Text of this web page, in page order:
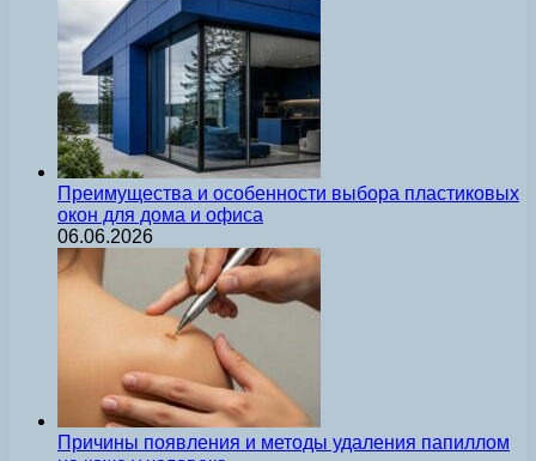
Преимущества и особенности выбора пластиковых
окон для дома и офиса
06.06.2026
Причины появления и методы удаления папиллом